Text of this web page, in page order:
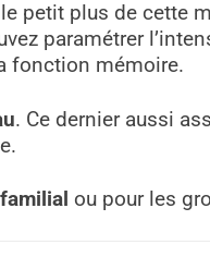
petit plus de cette
paramétrer
fonction mémoire.
. Ce dernier aussi
ou pour les